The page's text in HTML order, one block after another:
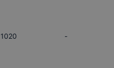
1020 -